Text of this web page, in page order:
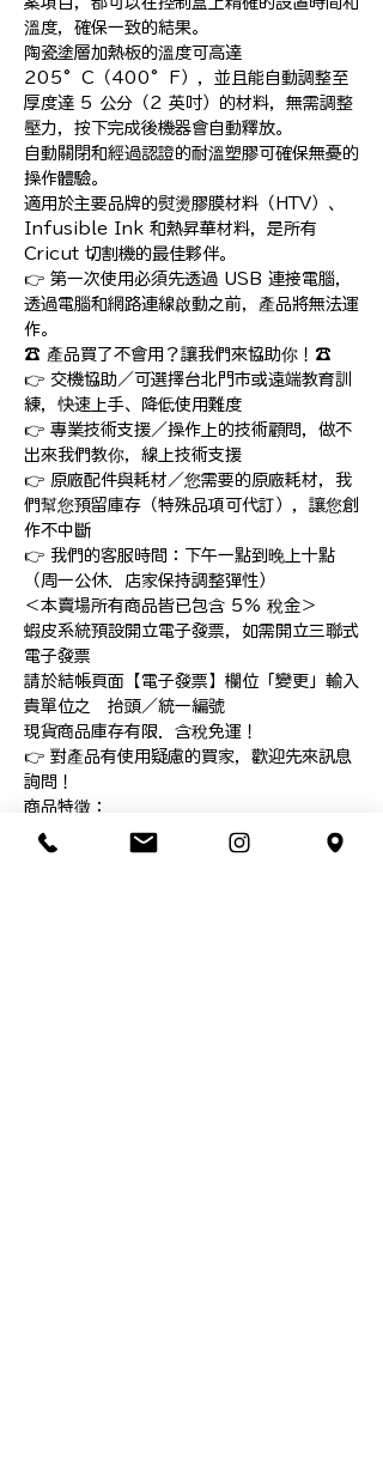
溫度，確保一致的結果。
陶瓷塗層加熱板的溫度可高達
205°C（400°F），並且能自動調整至
厚度達 5 公分（2 英吋）的材料，無需調整
壓力，按下完成後機器會自動釋放。
自動關閉和經過認證的耐溫塑膠可確保無憂的
操作體驗。
適用於主要品牌的熨燙膠膜材料（HTV）、
Infusible Ink 和熱昇華材料，是所有
Cricut 切割機的最佳夥伴。
👉 第一次使用必須先透過 USB 連接電腦，
透過電腦和網路連線啟動之前，產品將無法運
作。
☎️ 產品買了不會用？讓我們來協助你！☎️
👉 交機協助／可選擇台北門市或遠端教育訓
練，快速上手、降低使用難度
👉 專業技術支援／操作上的技術顧問，做不
出來我們教你，線上技術支援
👉 原廠配件與耗材／您需要的原廠耗材，我
們幫您預留庫存（特殊品項可代訂），讓您創
作不中斷
👉 我們的客服時間：下午一點到晚上十點
（周一公休．店家保持調整彈性）
＜本賣場所有商品皆已包含 5% 稅金＞
蝦皮系統預設開立電子發票，如需開立三聯式
電子發票
請於結帳頁面【電子發票】欄位「變更」輸入
貴單位之　抬頭／統一編號
現貨商品庫存有限．含稅免運！
👉 對產品有使用疑慮的買家，歡迎先來訊息
詢問！
商品特徵：
38 公分 x 30 公分（15 英吋 x 12 英
吋）陶瓷塗層加熱板